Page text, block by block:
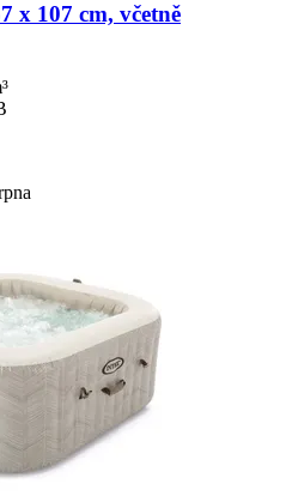
x 107 cm, včetně